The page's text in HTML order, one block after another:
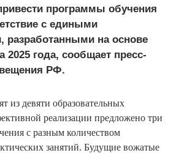
программы обучения
с едиными
разработанными на основе
2025 года, сообщает пресс-
РФ.
из девяти образовательных
реализации предложено три
с разным количеством
занятий. Будущие вожатые